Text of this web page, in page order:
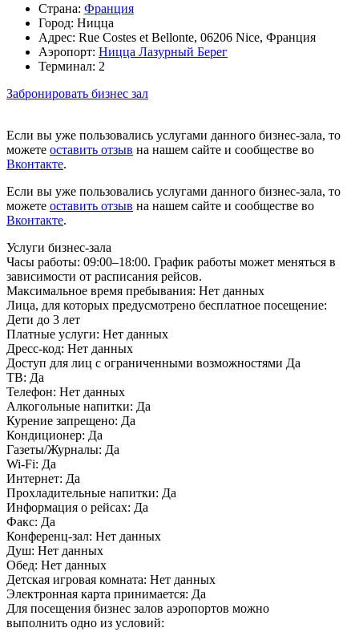
Страна: Франция
Город: Ницца
Адрес: Rue Costes et Bellonte, 06206 Nice, Франция
Аэропорт: Ницца Лазурный Берег
Терминал: 2
Забронировать бизнес зал
Если вы уже пользовались услугами данного бизнес-зала, то
можете оставить отзыв на нашем сайте и сообществе во
Вконтакте.
Если вы уже пользовались услугами данного бизнес-зала, то
можете оставить отзыв на нашем сайте и сообществе во
Вконтакте.
Услуги бизнес-зала
Часы работы: 09:00–18:00. График работы может меняться в
зависимости от расписания рейсов.
Максимальное время пребывания: Нет данных
Лица, для которых предусмотрено бесплатное посещение:
Дети до 3 лет
Платные услуги: Нет данных
Дресс-код: Нет данных
Доступ для лиц с ограниченными возможностями Да
ТВ: Да
Телефон: Нет данных
Алкогольные напитки: Да
Курение запрещено: Да
Кондиционер: Да
Газеты/Журналы: Да
Wi-Fi: Да
Интернет: Да
Прохладительные напитки: Да
Информация о рейсах: Да
Факс: Да
Конференц-зал: Нет данных
Душ: Нет данных
Обед: Нет данных
Детская игровая комната: Нет данных
Электронная карта принимается: Да
Для посещения бизнес залов аэропортов можно
выполнить одно из условий: